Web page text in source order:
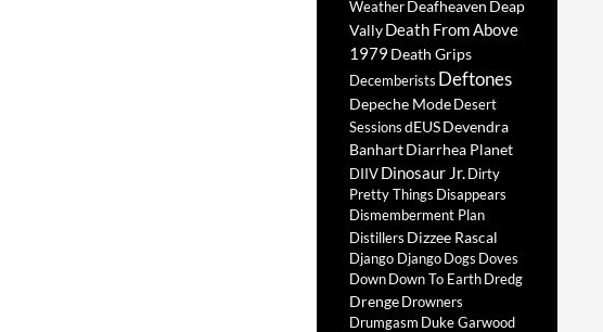
WeatherDeafheaven Deap
VallyDeath From Above
1979 Death Grips
Decemberists Deftones
Depeche ModeDesert
SessionsdEUSDevendra
BanhartDiarrhea Planet
DIIVDinosaur Jr.Dirty
Pretty Things Disappears
Dismemberment Plan
Distillers Dizzee Rascal
Django DjangoDogs Doves
DownDown To EarthDredg
DrengeDrowners
Drumgasm Duke Garwood